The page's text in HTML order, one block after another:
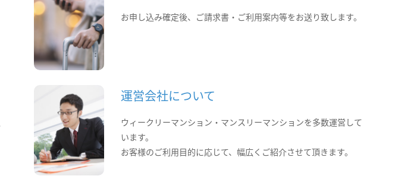
お申し込み確定後、ご請求書・ご利用案内等をお送り致します。
運営会社について
ウィークリーマンション・マンスリーマンションを多数運営して
います。
お客様のご利用目的に応じて、幅広くご紹介させて頂きます。